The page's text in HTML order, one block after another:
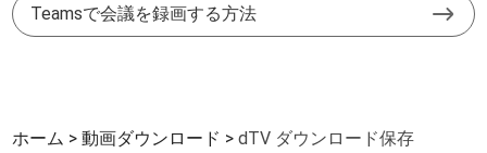
Teamsで会議を録画する方法
ホーム 動画ダウンロード dTV ダウンロード保存